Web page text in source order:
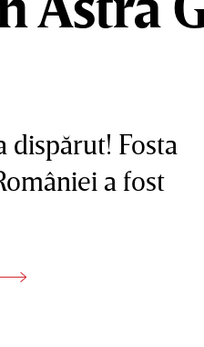
dispărut! Fosta
a fost